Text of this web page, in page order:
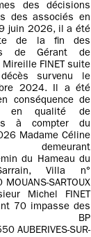
des décisions
des associés en
juin 2026, il a été
de la fin des
de Gérant de
Mireille FINET suite
survenu le
2024. Il a été
conséquence de
en qualité de
à compter du
Madame Céline
demeurant
du Hameau du
Villa n°
SARTOUX
Michel FINET
70 impasse des
BP
AUBERIVES-SUR-